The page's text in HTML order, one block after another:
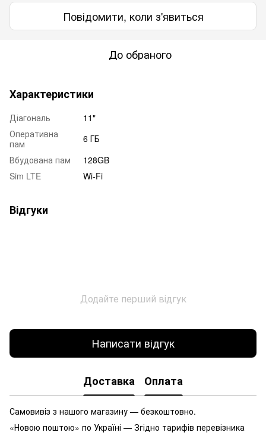
Повідомити, коли з'явиться
До обраного
Характеристики
Діагональ
11"
Оперативна
пам
6 ГБ
Вбудована пам
128GB
Sim LTE
Wi-Fi
Відгуки
Додайте перший відгук
Написати відгук
Доставка Оплата
Самовивіз з нашого магазину — безкоштовно.
«Новою поштою» по Україні — Згідно тарифів перевізника